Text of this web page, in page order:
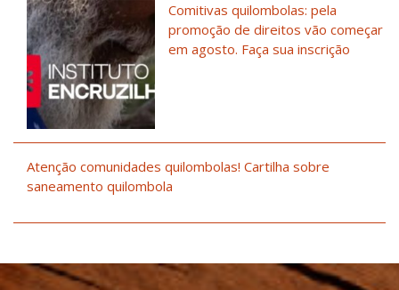
Comitivas quilombolas: pela
promoção de direitos vão começar
em agosto. Faça sua inscrição
Atenção comunidades quilombolas! Cartilha sobre
saneamento quilombola